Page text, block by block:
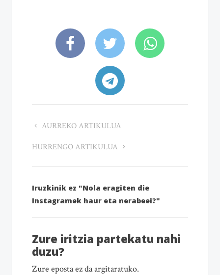
AURREKO ARTIKULUA
HURRENGO ARTIKULUA
Iruzkinik ez "Nola eragiten die
Instagramek haur eta nerabeei?"
Zure iritzia partekatu nahi
duzu?
Zure eposta ez da argitaratuko.